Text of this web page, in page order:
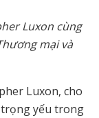
Luxon cùng
mại và
Luxon, cho
yếu trong